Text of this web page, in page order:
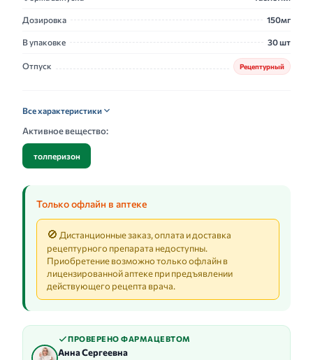
Дозировка 150мг
В упаковке 30 шт
Отпуск Рецептурный
Все характеристики
Активное вещество:
толперизон
Только офлайн в аптеке
🚫 Дистанционные заказ, оплата и доставка
рецептурного препарата недоступны.
Приобретение возможно только офлайн в
лицензированной аптеке при предъявлении
действующего рецепта врача.
ПРОВЕРЕНО ФАРМАЦЕВТОМ
Анна Сергеевна